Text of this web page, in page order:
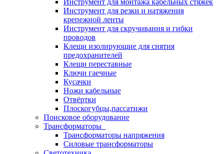
Инструмент для монтажа кабельных стяжек
Инструмент для резки и натяжения
крепежной ленты
Инструмент для скручивания и гибки
проводов
Клещи изолирующие для снятия
предохранителей
Клещи переставные
Ключи гаечные
Кусачки
Ножи кабельные
Отвёртки
Плоскогубцы,пассатижи
Поисковое оборудование
Трансформаторы
Трансформаторы напряжения
Силовые трансформаторы